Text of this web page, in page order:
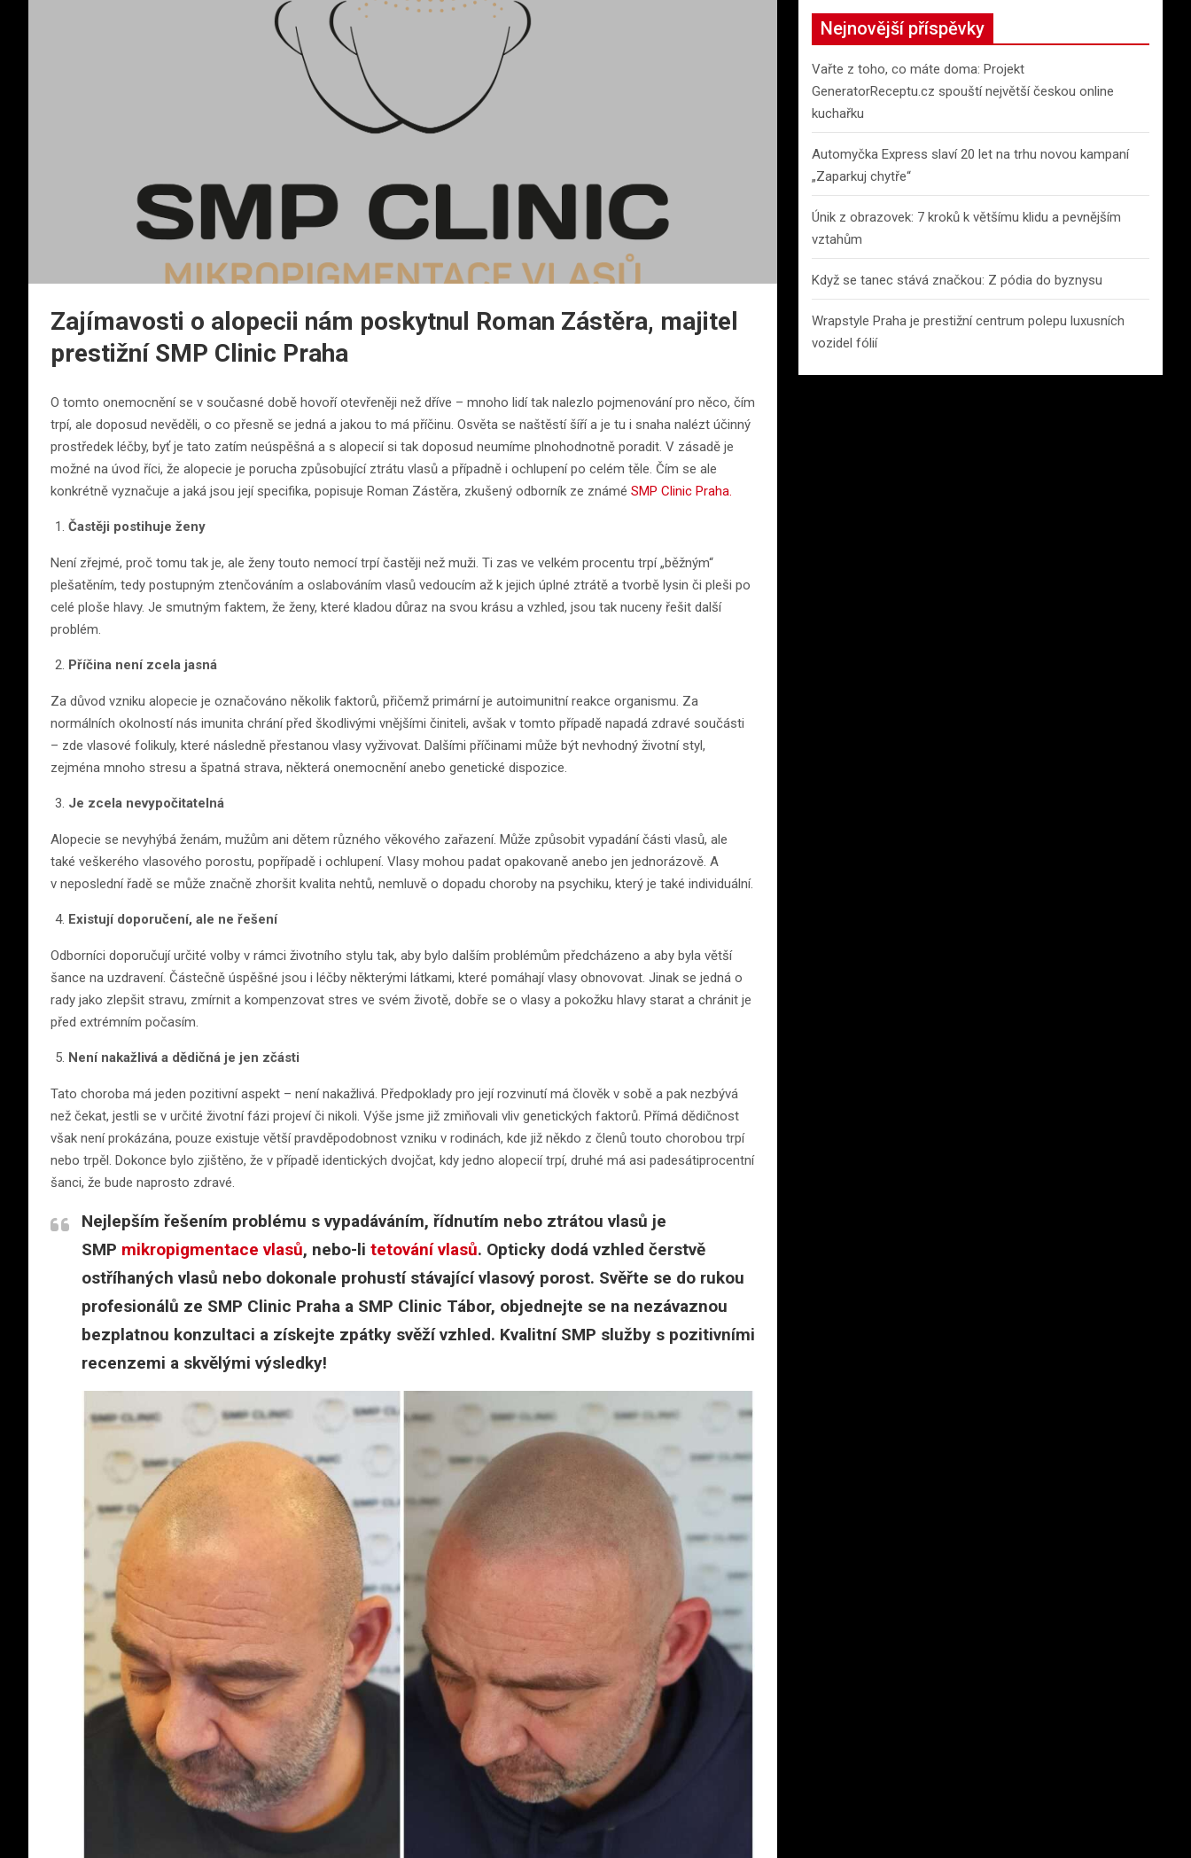
Zajímavosti o alopecii nám poskytnul Roman Zástěra, majitel
prestižní SMP Clinic Praha
O tomto onemocnění se v současné době hovoří otevřeněji než dříve – mnoho lidí tak nalezlo pojmenování pro něco, čím
trpí, ale doposud nevěděli, o co přesně se jedná a jakou to má příčinu. Osvěta se naštěstí šíří a je tu i snaha nalézt účinný
prostředek léčby, byť je tato zatím neúspěšná a s alopecií si tak doposud neumíme plnohodnotně poradit. V zásadě je
možné na úvod říci, že alopecie je porucha způsobující ztrátu vlasů a případně i ochlupení po celém těle. Čím se ale
konkrétně vyznačuje a jaká jsou její specifika, popisuje Roman Zástěra, zkušený odborník ze známé SMP Clinic Praha.
Častěji postihuje ženy
Není zřejmé, proč tomu tak je, ale ženy touto nemocí trpí častěji než muži. Ti zas ve velkém procentu trpí „běžným“
plešatěním, tedy postupným ztenčováním a oslabováním vlasů vedoucím až k jejich úplné ztrátě a tvorbě lysin či pleši po
celé ploše hlavy. Je smutným faktem, že ženy, které kladou důraz na svou krásu a vzhled, jsou tak nuceny řešit další
problém.
Příčina není zcela jasná
Za důvod vzniku alopecie je označováno několik faktorů, přičemž primární je autoimunitní reakce organismu. Za
normálních okolností nás imunita chrání před škodlivými vnějšími činiteli, avšak v tomto případě napadá zdravé součásti
– zde vlasové folikuly, které následně přestanou vlasy vyživovat. Dalšími příčinami může být nevhodný životní styl,
zejména mnoho stresu a špatná strava, některá onemocnění anebo genetické dispozice.
Je zcela nevypočitatelná
Alopecie se nevyhýbá ženám, mužům ani dětem různého věkového zařazení. Může způsobit vypadání části vlasů, ale
také veškerého vlasového porostu, popřípadě i ochlupení. Vlasy mohou padat opakovaně anebo jen jednorázově. A
v neposlední řadě se může značně zhoršit kvalita nehtů, nemluvě o dopadu choroby na psychiku, který je také individuální.
Existují doporučení, ale ne řešení
Odborníci doporučují určité volby v rámci životního stylu tak, aby bylo dalším problémům předcházeno a aby byla větší
šance na uzdravení. Částečně úspěšné jsou i léčby některými látkami, které pomáhají vlasy obnovovat. Jinak se jedná o
rady jako zlepšit stravu, zmírnit a kompenzovat stres ve svém životě, dobře se o vlasy a pokožku hlavy starat a chránit je
před extrémním počasím.
Není nakažlivá a dědičná je jen zčásti
Tato choroba má jeden pozitivní aspekt – není nakažlivá. Předpoklady pro její rozvinutí má člověk v sobě a pak nezbývá
než čekat, jestli se v určité životní fázi projeví či nikoli. Výše jsme již zmiňovali vliv genetických faktorů. Přímá dědičnost
však není prokázána, pouze existuje větší pravděpodobnost vzniku v rodinách, kde již někdo z členů touto chorobou trpí
nebo trpěl. Dokonce bylo zjištěno, že v případě identických dvojčat, kdy jedno alopecií trpí, druhé má asi padesátiprocentní
šanci, že bude naprosto zdravé.
Nejlepším řešením problému s vypadáváním, řídnutím nebo ztrátou vlasů je
SMP mikropigmentace vlasů, nebo-li tetování vlasů. Opticky dodá vzhled čerstvě
ostříhaných vlasů nebo dokonale prohustí stávající vlasový porost. Svěřte se do rukou
profesionálů ze SMP Clinic Praha a SMP Clinic Tábor, objednejte se na nezávaznou
bezplatnou konzultaci a získejte zpátky svěží vzhled. Kvalitní SMP služby s pozitivními
recenzemi a skvělými výsledky!
h
Nejnovější příspěvky
Vařte z toho, co máte doma: Projekt
GeneratorReceptu.cz spouští největší českou online
kuchařku
Automyčka Express slaví 20 let na trhu novou kampaní
„Zaparkuj chytře“
Únik z obrazovek: 7 kroků k většímu klidu a pevnějším
vztahům
Když se tanec stává značkou: Z pódia do byznysu
Wrapstyle Praha je prestižní centrum polepu luxusních
vozidel fólií